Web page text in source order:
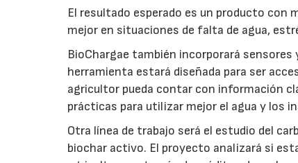
El resultado esperado es un producto con
mejor en situaciones de falta de agua,
BioChargae también incorporará
herramienta estará diseñada para ser
agricultor pueda contar con información
prácticas para utilizar mejor el agua y los
Otra línea de trabajo será el estudio del
biochar activo. El proyecto analizará si